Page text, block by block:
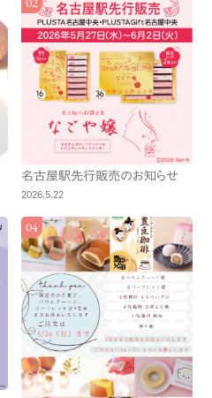
名古屋駅先行販売のお知らせ
2026.5.22